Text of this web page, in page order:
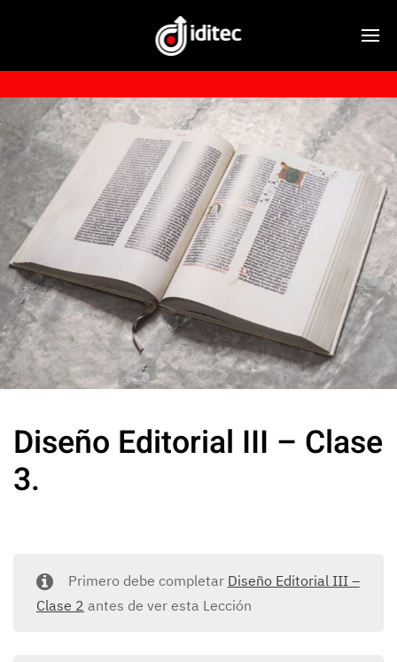
Diseño Editorial III – Clase
3.
Primero debe completar Diseño Editorial III –
Clase 2 antes de ver esta Lección